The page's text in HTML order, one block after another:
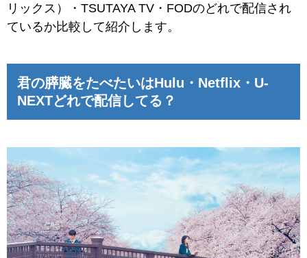
リックス）・TSUTAYA TV・FODのどれで配信され
ているか比較して紹介します。
君の膵臓をたべたいはHulu・Netflix・U-
NEXTどれで配信してる？